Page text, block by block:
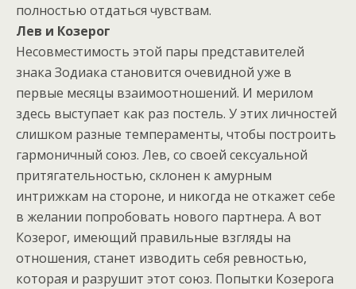
полностью отдаться чувствам.
Лев и Козерог
Несовместимость этой пары представителей
знака Зодиака становится очевидной уже в
первые месяцы взаимоотношений. И мерилом
здесь выступает как раз постель. У этих личностей
слишком разные темпераменты, чтобы построить
гармоничный союз. Лев, со своей сeксуальной
притягательностью, склонен к амурным
интрижкам на стороне, и никогда не откажет себе
в желании попробовать нового партнера. А вот
Козерог, имеющий правильные взгляды на
отношения, станет изводить себя ревностью,
которая и разрушит этот союз. Попытки Козерога